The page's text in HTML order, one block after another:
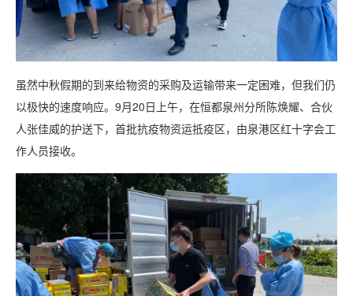
虽然中秋假期的到来给物资的采购及运输带来一定困难，但我们仍
以极快的速度响应。9月20日上午，在恒都泉州分所陈焕耀、合伙
人张佳威的护送下，首批抗疫物资运抵疫区，由泉港区红十字会工
作人员接收。